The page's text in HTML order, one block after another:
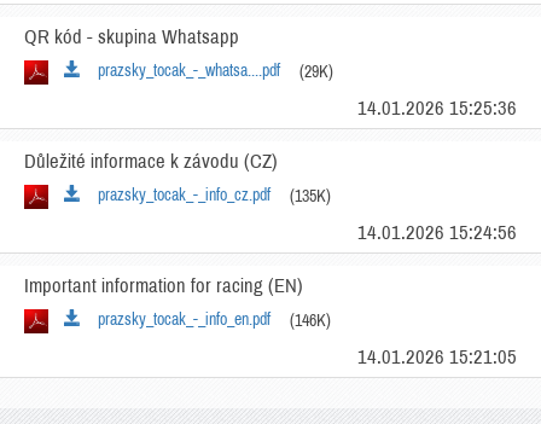
QR kód - skupina Whatsapp
prazsky_tocak_-_whatsa....pdf (29K)
14.01.2026 15:25:36
Důležité informace k závodu (CZ)
prazsky_tocak_-_info_cz.pdf (135K)
14.01.2026 15:24:56
Important information for racing (EN)
prazsky_tocak_-_info_en.pdf (146K)
14.01.2026 15:21:05